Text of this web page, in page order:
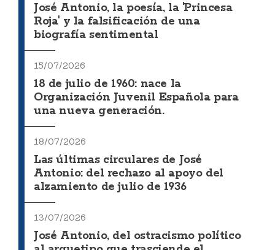
José Antonio, la poesía, la 'Princesa
Roja' y la falsificación de una
biografía sentimental
15/07/2026
18 de julio de 1960: nace la
Organización Juvenil Española para
una nueva generación.
18/07/2026
Las últimas circulares de José
Antonio: del rechazo al apoyo del
alzamiento de julio de 1936
13/07/2026
José Antonio, del ostracismo político